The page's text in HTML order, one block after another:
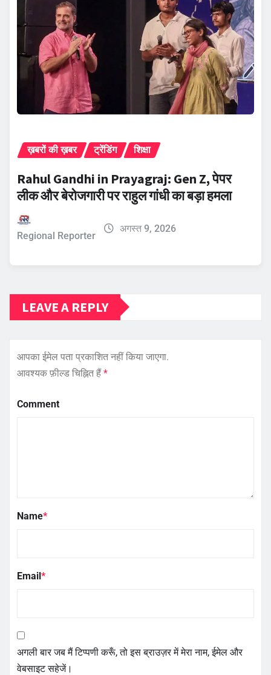
ख़बरों की ख़बर ट्रेंडिंग शिक्षा
Rahul Gandhi in Prayagraj: Gen Z, पेपर
लीक और बेरोजगारी पर राहुल गांधी का बड़ा हमला
Regional Reporter
अगस्त 9, 2026
LEAVE A REPLY
आपका ईमेल पता प्रकाशित नहीं किया जाएगा.
आवश्यक फ़ील्ड चिह्नित हैं*
Comment
Name*
Email*
अगली बार जब मैं टिप्पणी करूँ, तो इस ब्राउज़र में मेरा नाम, ईमेल और
वेबसाइट सहेजें।